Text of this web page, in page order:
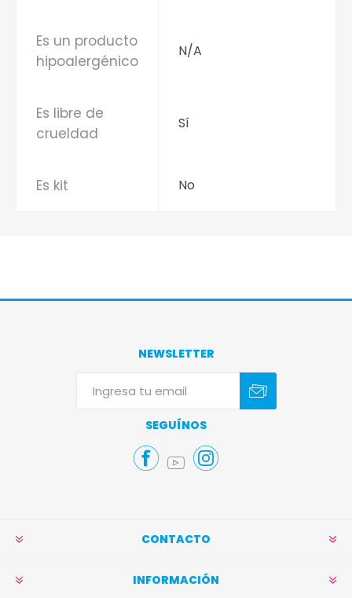
Es un producto
hipoalergénico
N/A
Es libre de
crueldad
Sí
Es kit No
NEWSLETTER
SEGUÍNOS
CONTACTO
INFORMACIÓN